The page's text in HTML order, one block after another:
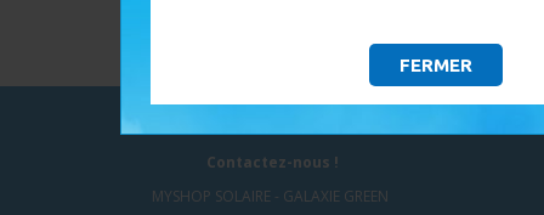
Contactez-nous !
MYSHOP SOLAIRE - GALAXIE GREEN
FERMER